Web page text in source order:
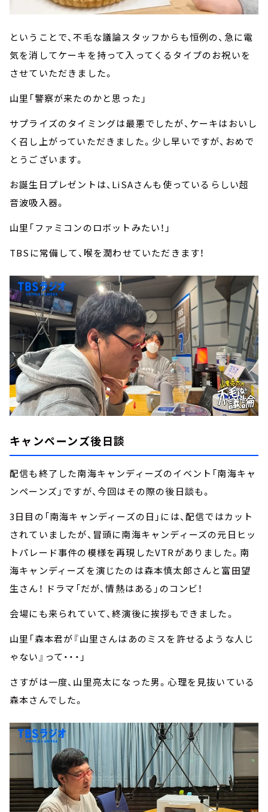
ということで、不毛な議論スタッフからも恒例の、急に電
気を消してケーキを持って入ってくるタイプのお祝いを
させていただきました。
山里「警察が来たのかと思った」
サプライズのタイミングは最悪でしたが、ケーキはおいし
く召し上がっていただきました。少し早いですが、おめで
とうございます。
お誕生日プレゼントは、LiSAさんも使っているらしい超
音波吸入器。
山里「ファミコンのロボットみたい！」
TBSに常備して、喉を潤わせていただきます！
キャンペーンズ後日談
配信も終了した南海キャンディーズのイベント「南海キャ
ンペーンズ」ですが、今回はその際の後日談も。
3日目の「南海キャンディーズの日」には、配信ではカット
されていましたが、冒頭に南海キャンディーズの元日ヒッ
トパレード事件の模様を再現したVTRがありました。南
海キャンディーズを演じたのは森本慎太郎さんと富田望
生さん！ ドラマ「だが、情熱はある」のコンビ！
会場にも来られていて、終演後に挨拶もできました。
山里「森本君が『山里さんはあのミスを許せるような人じ
ゃない』って・・・」
さすがは一度、山里亮太になった男。心理を見抜いている
森本さんでした。